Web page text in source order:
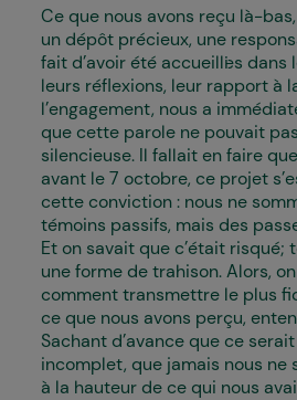
Ce que nous avons reçu là-
un dépôt précieux, une
fait d’avoir été accueilli·es
leurs réflexions, leur rapport à
l’engagement, nous a
que cette parole ne pouvait
silencieuse. Il fallait en faire
avant le 7 octobre, ce projet
cette conviction : nous ne
témoins passifs, mais des
Et on savait que c’était
une forme de trahison. Alors,
comment transmettre le plus
ce que nous avons perçu,
Sachant d’avance que ce
incomplet, que jamais nous ne
à la hauteur de ce qui nous